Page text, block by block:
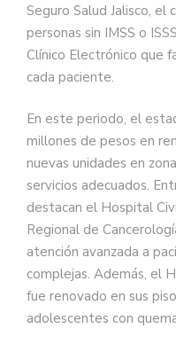
Seguro Salud Jalisco, el
personas sin IMSS o
Clínico Electrónico que
cada paciente.
En este periodo, el
millones de pesos en
nuevas unidades en
servicios adecuados.
destacan el Hospital
Regional de
atención avanzada a
complejas. Además, el
fue renovado en sus
adolescentes con